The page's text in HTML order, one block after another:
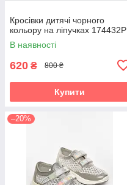
Кросівки дитячі чорного
кольору на ліпучках 174432P
В наявності
620 ₴ 800 ₴
Купити
–20%